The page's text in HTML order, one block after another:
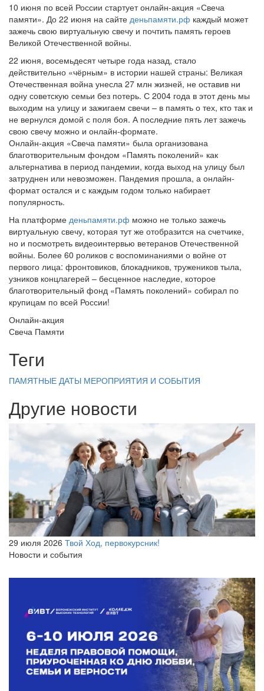
10 июня по всей России стартует онлайн-акция «Свеча
памяти». До 22 июня на сайте деньпамяти.рф каждый может
зажечь свою виртуальную свечу и почтить память героев
Великой Отечественной войны.
22 июня, восемьдесят четыре года назад, стало
действительно «чёрным» в истории нашей страны: Великая
Отечественная война унесла 27 млн жизней, не оставив ни
одну советскую семьи без потерь. С 2004 года в этот день мы
выходим на улицу и зажигаем свечи – в память о тех, кто так и
не вернулся домой с поля боя. А последние пять лет зажечь
свою свечу можно и онлайн-формате.
Онлайн-акция «Свеча памяти» была организована
благотворительным фондом «Память поколений» как
альтернатива в период пандемии, когда выход на улицу был
затруднен или невозможен. Пандемия прошла, а онлайн-
формат остался и с каждым годом только набирает
популярность.
На платформе деньпамяти.рф можно не только зажечь
виртуальную свечу, которая тут же отобразится на счетчике,
но и посмотреть видеоинтервью ветеранов Отечественной
войны. Более 60 роликов с воспоминаниями о войне от
первого лица: фронтовиков, блокадников, тружеников тыла,
узников концлагерей – бесценное наследие, которое
благотворительный фонд «Память поколений» собирал по
крупицам по всей России!
Онлайн-акция
Свеча Памяти
Теги
ПАМЯТНЫЕ ДАТЫ МЕРОПРИЯТИЯ И СОБЫТИЯ
Другие новости
29 июля 2026 Твой Ход, первокурсник!
Новости и события